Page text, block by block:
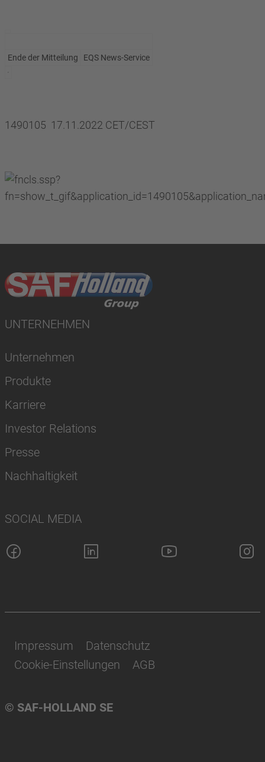
Ende der Mitteilung EQS News-Service
1490105 17.11.2022 CET/CEST
UNTERNEHMEN
Unternehmen
Produkte
Karriere
Investor Relations
Presse
Nachhaltigkeit
SOCIAL MEDIA
© SAF-HOLLAND SE
Impressum
Datenschutz
Cookie-Einstellungen
AGB